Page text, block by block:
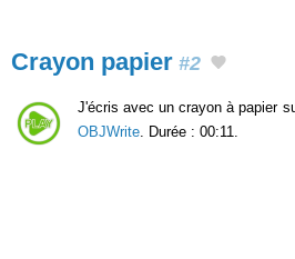
Crayon papier #2
J'écris avec un crayon à papier
OBJWrite . Durée : 00:11.